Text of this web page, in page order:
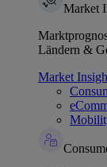
Market
Ländern &
Market